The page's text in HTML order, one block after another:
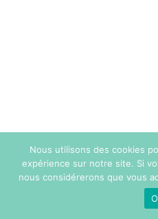
Nous utilisons des cookies
expérience sur notre site. Si
nous considérerons que vous